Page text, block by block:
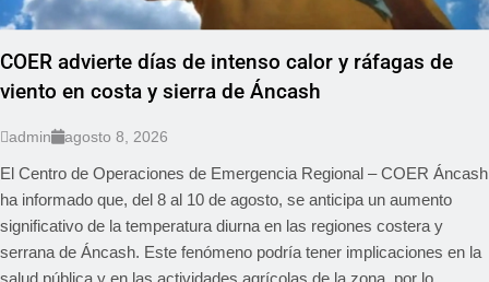
COER advierte días de intenso calor y ráfagas de
viento en costa y sierra de Áncash
admin agosto 8, 2026
El Centro de Operaciones de Emergencia Regional – COER Áncash
ha informado que, del 8 al 10 de agosto, se anticipa un aumento
significativo de la temperatura diurna en las regiones costera y
serrana de Áncash. Este fenómeno podría tener implicaciones en la
salud pública y en las actividades agrícolas de la zona, por lo...